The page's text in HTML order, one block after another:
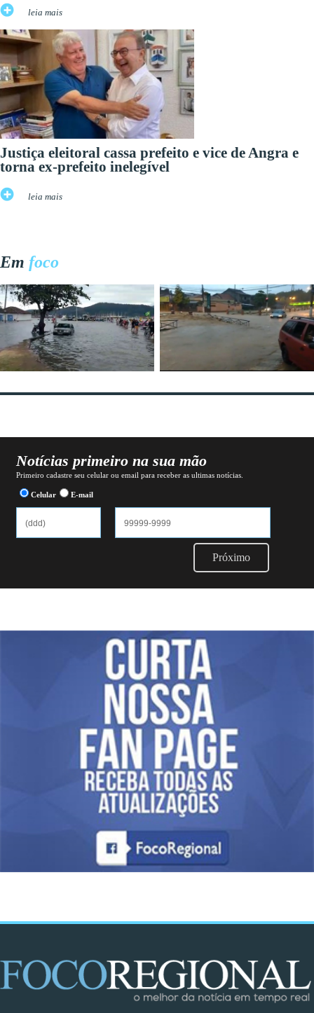
leia mais
Justiça eleitoral cassa prefeito e vice de Angra e
torna ex-prefeito inelegível
leia mais
Em foco
Notícias primeiro na sua mão
Primeiro cadastre seu celular ou email para receber as ultimas notícias.
Celular E-mail
Próximo